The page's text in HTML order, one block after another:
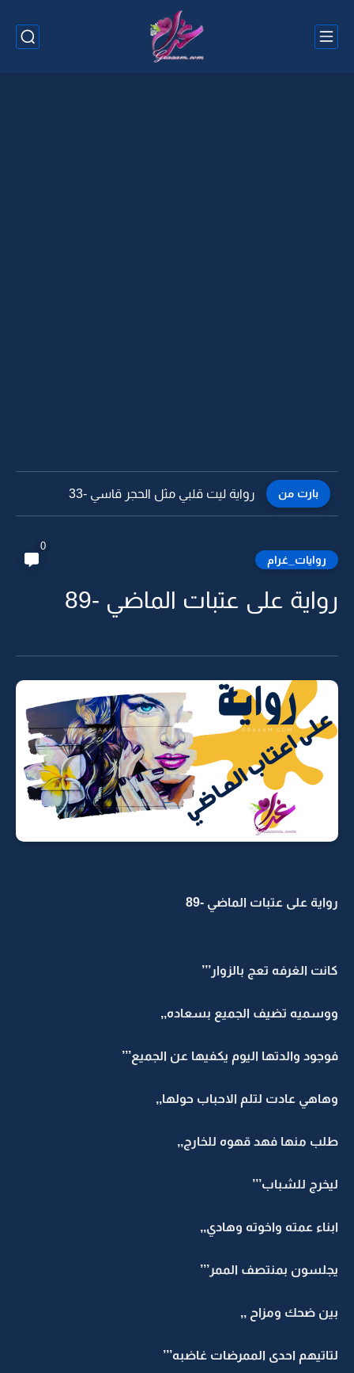
بارت من رواية ليت قلبي مثل الحجر قاسي -32
روايات_غرام
0
رواية على عتبات الماضي -89
رواية على عتبات الماضي -89
كانت الغرفه تعج بالزوار’’’
ووسميه تضيف الجميع بسعاده,,
فوجود والدتها اليوم يكفيها عن الجميع’’’
وهاهي عادت لتلم الاحباب حولها,,
طلب منها فهد قهوه للخارج,,
ليخرج للشباب’’’
ابناء عمته واخوته وهادي,,
يجلسون بمنتصف الممر’’’
بين ضحك ومزاح ,,
لتاتيهم احدى الممرضات غاضبه’’’